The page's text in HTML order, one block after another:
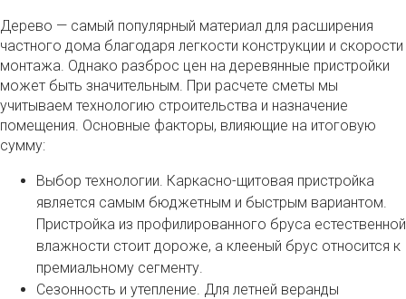
Дерево — самый популярный материал для расширения
частного дома благодаря легкости конструкции и скорости
монтажа. Однако разброс цен на деревянные пристройки
может быть значительным. При расчете сметы мы
учитываем технологию строительства и назначение
помещения. Основные факторы, влияющие на итоговую
сумму:
Выбор технологии. Каркасно-щитовая пристройка
является самым бюджетным и быстрым вариантом.
Пристройка из профилированного бруса естественной
влажности стоит дороже, а клееный брус относится к
премиальному сегменту.
Сезонность и утепление. Для летней веранды